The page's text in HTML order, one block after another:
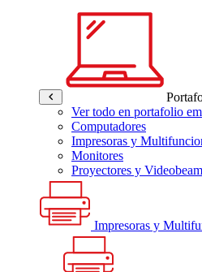
Ver todo en portafolio
Computadores
Impresoras y
Monitores
Proyectores y Videobeam
Impresoras y